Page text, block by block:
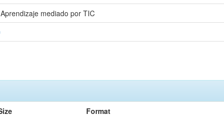
mediado por TIC
Format